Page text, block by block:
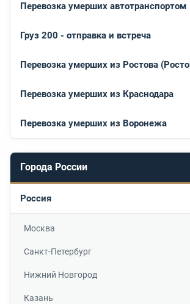
Перевозка умерших автотранспортом
Груз 200 - отправка и встреча
Перевозка умерших из Ростова
Перевозка умерших из Краснодара
Перевозка умерших из Воронежа
Города России
Россия
Москва
Санкт-Петербург
Нижний Новгород
Казань